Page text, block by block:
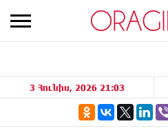
3 Հունիս, 2026 21:03